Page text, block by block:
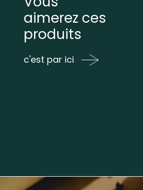
aimerez ces
produits
c'est par ici